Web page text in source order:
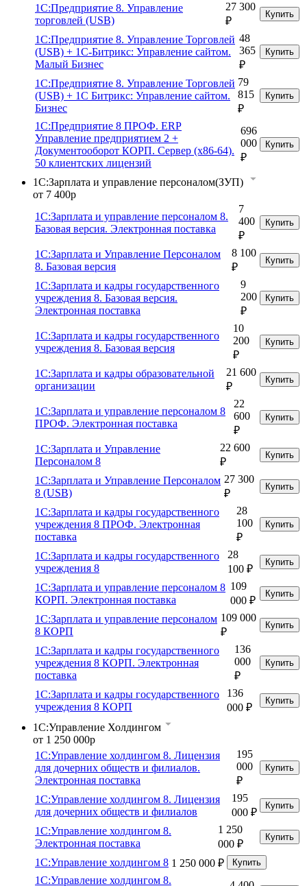
1С:Предприятие 8. Управление
торговлей (USB)
27 300
₽
Купить
1С:Предприятие 8. Управление Торговлей
(USB) + 1С-Битрикс: Управление сайтом.
Малый Бизнес
48
365
₽
Купить
1С:Предприятие 8. Управление Торговлей
(USB) + 1С Битрикс: Управление сайтом.
Бизнес
79
815
₽
Купить
1С:Предприятие 8 ПРОФ. ERP
Управление предприятием 2 +
Документооборот КОРП. Сервер (x86-64).
50 клиентских лицензий
696
000
₽
Купить
1С:Зарплата и управление персоналом(ЗУП)
от 7 400р
1С:Зарплата и управление персоналом 8.
Базовая версия. Электронная поставка
7
400
₽
Купить
1С:Зарплата и Управление Персоналом
8. Базовая версия
8 100
₽
Купить
1С:Зарплата и кадры государственного
учреждения 8. Базовая версия.
Электронная поставка
9
200
₽
Купить
1С:Зарплата и кадры государственного
учреждения 8. Базовая версия
10
200
₽
Купить
1С:Зарплата и кадры образовательной
организации
21 600
₽
Купить
1С:Зарплата и управление персоналом 8
ПРОФ. Электронная поставка
22
600
₽
Купить
1С:Зарплата и Управление
Персоналом 8
22 600
₽
Купить
1С:Зарплата и Управление Персоналом
8 (USB)
27 300
₽
Купить
1С:Зарплата и кадры государственного
учреждения 8 ПРОФ. Электронная
поставка
28
100
₽
Купить
1С:Зарплата и кадры государственного
учреждения 8
28
100 ₽
Купить
1С:Зарплата и управление персоналом 8
КОРП. Электронная поставка
109
000 ₽
Купить
1С:Зарплата и управление персоналом
8 КОРП
109 000
₽
Купить
1С:Зарплата и кадры государственного
учреждения 8 КОРП. Электронная
поставка
136
000
₽
Купить
1С:Зарплата и кадры государственного
учреждения 8 КОРП
136
000 ₽
Купить
1С:Управление Холдингом
от 1 250 000р
1С:Управление холдингом 8. Лицензия
для дочерних обществ и филиалов.
Электронная поставка
195
000
₽
Купить
1С:Управление холдингом 8. Лицензия
для дочерних обществ и филиалов
195
000 ₽
Купить
1С:Управление холдингом 8.
Электронная поставка
1 250
000 ₽
Купить
1С:Управление холдингом 8 1 250 000 ₽ Купить
1С:Управление холдингом 8.